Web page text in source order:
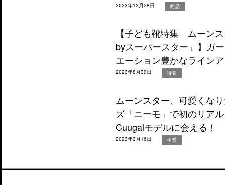
2023年12月28日 商品
【子ども靴特集 ムーン
byスーパースター」】ガ
エーション豊かなライン
2023年8月30日 特集
ムーンスター、可愛くな
ズ「ニーモ」で初のリア
Cuugalモデルに会える！
2023年3月16日 企業